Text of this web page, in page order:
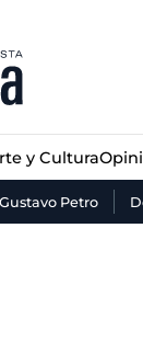
y Cultura
Gustavo Petro
y Cultura